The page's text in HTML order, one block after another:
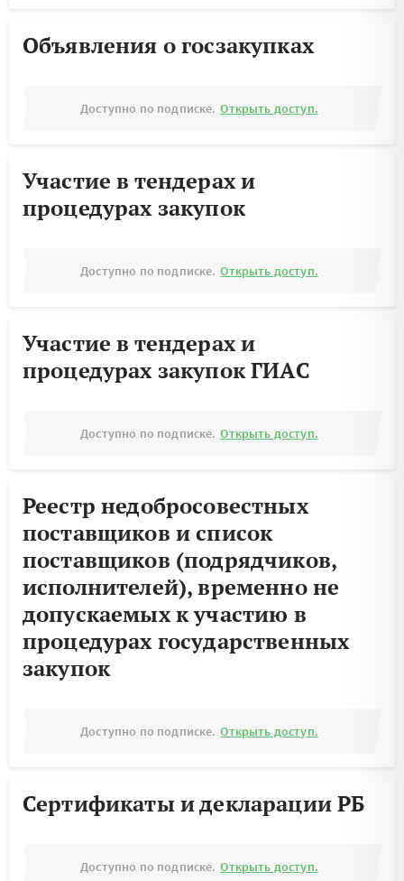
Объявления о госзакупках
Доступно по подписке. Открыть доступ.
Участие в тендерах и
процедурах закупок
Доступно по подписке. Открыть доступ.
Участие в тендерах и
процедурах закупок ГИАС
Доступно по подписке. Открыть доступ.
Реестр недобросовестных
поставщиков и список
поставщиков (подрядчиков,
исполнителей), временно не
допускаемых к участию в
процедурах государственных
закупок
Доступно по подписке. Открыть доступ.
Сертификаты и декларации РБ
Доступно по подписке. Открыть доступ.